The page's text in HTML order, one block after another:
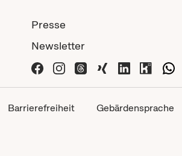
Presse
Newsletter
Barrierefreiheit Gebärdensprache